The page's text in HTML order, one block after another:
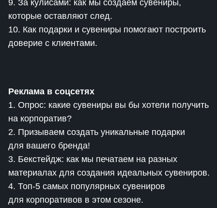
9. За кулисами: как мы создаем сувениры,
которые оставляют след.
10. Как подарки и сувениры помогают построить
доверие с клиентами.
Реклама в соцсетях
1. Опрос: какие сувениры вы бы хотели получить
на корпоратив?
2. Призываем создать уникальные подарки
для вашего бренда!
3. Бекстейдж: как мы печатаем на разных
материалах для создания идеальных сувениров.
4. Топ-5 самых популярных сувениров
для корпоративов в этом сезоне.